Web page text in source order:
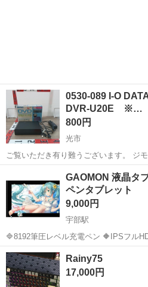
0530-089 I-O
DVR-U20E ※…
800円
光市
ご覧いただき有り難うございます。 ジモティーが連携して運営してい
ます。 粗⼤ごみ等の減量を⽬的にまだ
す。 ★★★★★ ご自宅にある不要品を是非ジモティースポットへお持
ち込みしません...
リユー
GAOMON 液晶タ
ペンタブレット
9,000円
宇部駅
🔷8192筆圧レベル充電ペン 🔶IPSフルHDスクリーン 解像度：
5080LPI レポートレート：233PPS 視野角：178°
1920 x 1080（16：9） ・画面サイズ：
山口 宇部市
Rainy75
17,000円